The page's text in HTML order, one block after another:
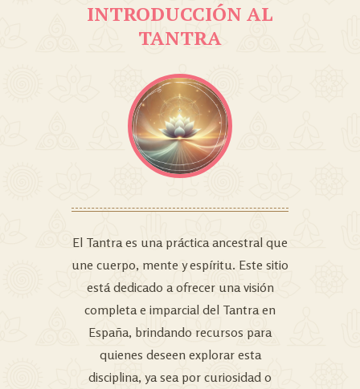
INTRODUCCIÓN AL
TANTRA
El Tantra es una práctica ancestral que
une cuerpo, mente y espíritu. Este sitio
está dedicado a ofrecer una visión
completa e imparcial del Tantra en
España, brindando recursos para
quienes deseen explorar esta
disciplina, ya sea por curiosidad o